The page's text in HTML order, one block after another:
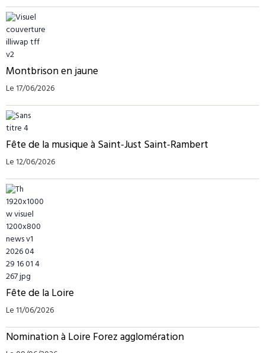
Montbrison en jaune
Le 17/06/2026
Fête de la musique à Saint-Just Saint-Rambert
Le 12/06/2026
Fête de la Loire
Le 11/06/2026
Nomination à Loire Forez agglomération